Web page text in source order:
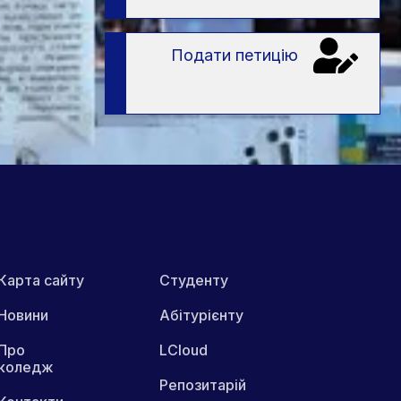
Подати петицію
сайту
Студенту
Абітурієнту
LCloud
Репозитарій